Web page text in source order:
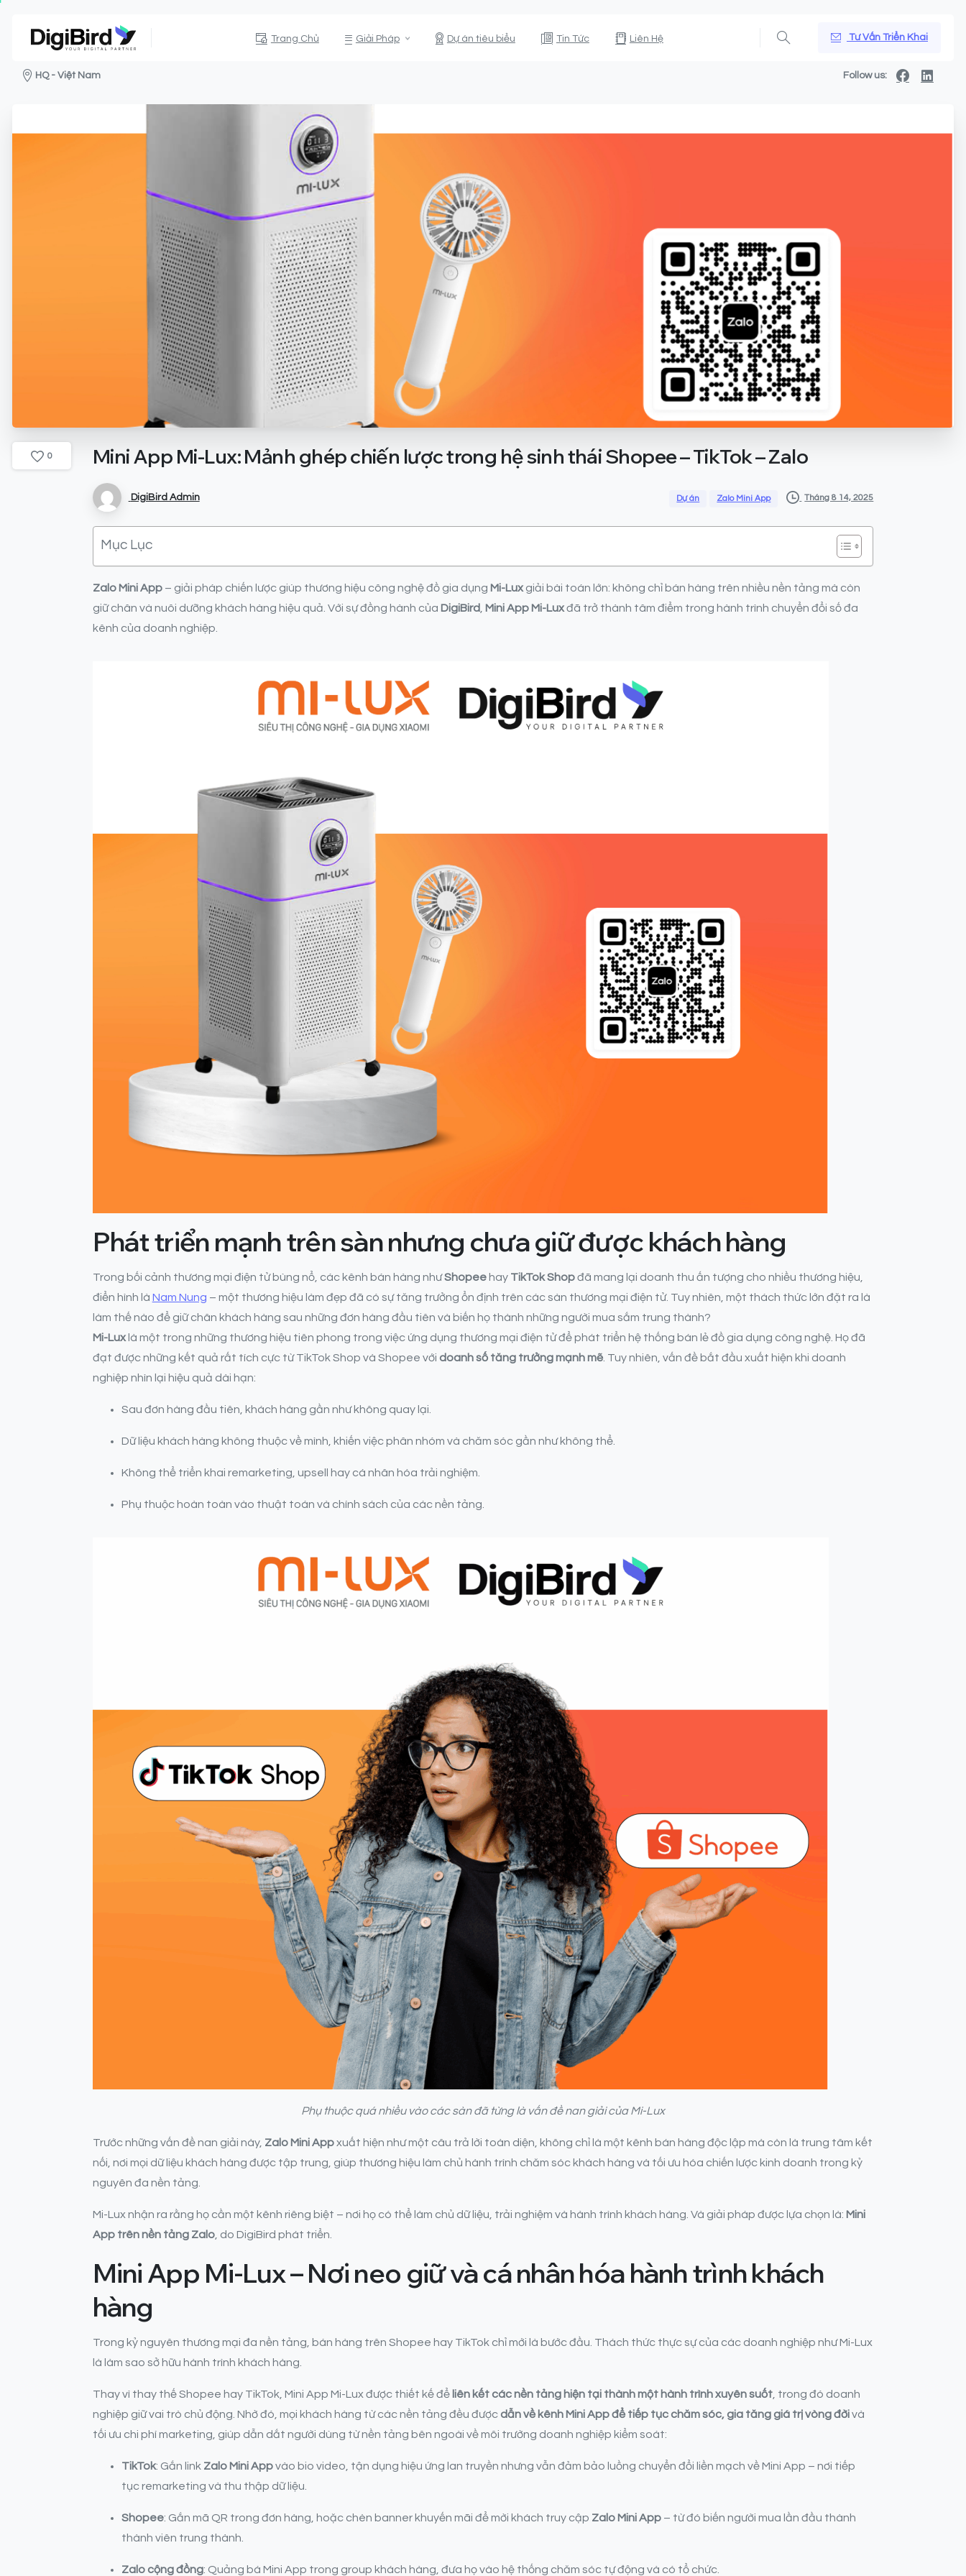
Trang Chủ Giải Pháp Dự án tiêu biểu Tin Tức Liên Hệ Tư Vấn Triển Khai
HQ - Việt Nam Follow us:
0 MiniApp Mi-Lux:Mảnh ghépchiến lượctrong hệsinhtháiShopee–TikTok–Zalo
DigiBird Admin Dự án Zalo Mini App Tháng 8 14, 2025
Mục Lục
Zalo Mini App– giải pháp chiến lược giúp thương hiệu công nghệ đồ gia dụng Mi-Luxgiải bài toán lớn: không chỉ bán hàng trên nhiều nền tảng mà còn
giữ chân và nuôi dưỡng khách hàng hiệu quả. Với sự đồng hành của DigiBird, Mini App Mi-Luxđã trở thành tâm điểm trong hành trình chuyển đổi số đa
kênh của doanh nghiệp.
Phát triển mạnh trên sàn nhưng chưa giữ được khách hàng
Trong bối cảnh thương mại điện tử bùng nổ, các kênh bán hàng nhưShopeehay TikTok Shopđã mang lại doanh thu ấn tượng cho nhiều thương hiệu,
điển hình là Nam Nung – một thương hiệu làm đẹp đã có sự tăng trưởng ổn định trên các sàn thương mại điện tử. Tuy nhiên, một thách thức lớn đặt ra là
làm thế nào để giữ chân khách hàng sau những đơn hàng đầu tiên và biến họ thành những người mua sắm trung thành?
Mi-Luxlà một trong những thương hiệu tiên phong trong việc ứng dụng thương mại điện tử để phát triển hệ thống bán lẻ đồ gia dụng công nghệ. Họ đã
đạt được những kết quả rất tích cực từ TikTok Shop và Shopee với doanh số tăng trưởng mạnh mẽ. Tuy nhiên, vấn đề bắt đầu xuất hiện khi doanh
nghiệp nhìn lại hiệu quả dài hạn:
Sau đơn hàng đầu tiên, khách hàng gần như không quay lại.
Dữ liệu khách hàng không thuộc về mình, khiến việc phân nhóm và chăm sóc gần như không thể.
Không thể triển khai remarketing, upsell hay cá nhân hóa trải nghiệm.
Phụ thuộc hoàn toàn vào thuật toán và chính sách của các nền tảng.
Phụ thuộc quá nhiều vào các sàn đã từng là vấn đề nan giải của Mi-Lux
Trước những vấn đề nan giải này, Zalo Mini Appxuất hiện như một câu trả lời toàn diện, không chỉ là một kênh bán hàng độc lập mà còn là trung tâm kết
nối, nơi mọi dữ liệu khách hàng được tập trung, giúp thương hiệu làm chủ hành trình chăm sóc khách hàng và tối ưu hóa chiến lược kinh doanh trong kỷ
nguyên đa nền tảng.
Mi-Lux nhận ra rằng họ cần một kênh riêng biệt – nơi họ có thể làm chủ dữ liệu, trải nghiệm và hành trình khách hàng. Và giải pháp được lựa chọn là: Mini
App trên nền tảng Zalo, do DigiBird phát triển.
Mini App Mi-Lux – Nơi neo giữ và cá nhân hóa hành trình khách
hàng
Trong kỷ nguyên thương mại đa nền tảng, bán hàng trên Shopee hay TikTok chỉ mới là bước đầu. Thách thức thực sự của các doanh nghiệp như Mi-Lux
là làm sao sở hữu hành trình khách hàng.
Thay vì thay thế Shopee hay TikTok, Mini App Mi-Lux được thiết kế để liên kết các nền tảng hiện tại thành một hành trình xuyên suốt, trong đó doanh
nghiệp giữ vai trò chủ động. Nhờ đó, mọi khách hàng từ các nền tảng đều được dẫn về kênh Mini App để tiếp tục chăm sóc, gia tăng giá trị vòng đờivà
tối ưu chi phí marketing, giúp dẫn dắt người dùng từ nền tảng bên ngoài về môi trường doanh nghiệp kiểm soát:
TikTok: Gắn link Zalo Mini Appvào bio video, tận dụng hiệu ứng lan truyền nhưng vẫn đảm bảo luồng chuyển đổi liền mạch về Mini App – nơi tiếp
tục remarketing và thu thập dữ liệu.
Shopee: Gắn mã QR trong đơn hàng, hoặc chèn banner khuyến mãi để mời khách truy cập Zalo Mini App– từ đó biến người mua lần đầu thành
thành viên trung thành.
Zalo cộng đồng: Quảng bá Mini App trong group khách hàng, đưa họ vào hệ thống chăm sóc tự động và có tổ chức.